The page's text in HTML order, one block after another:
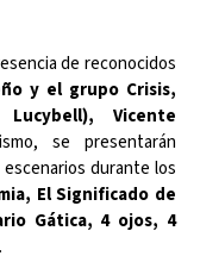
de reconocidos
y el grupo Crisis,
Vicente
se presentarán
durante los
El Significado de
Gática, 4 ojos, 4